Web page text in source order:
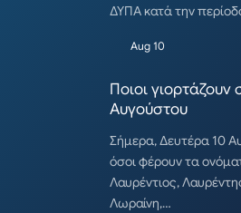
ΔΥΠΑ κατά την
Aug 10
Ποιοι
Αυγούστου
Σήμερα, Δευτέρα 10
όσοι φέρουν τα
Λαυρέντιος,
Λωραίνη,…